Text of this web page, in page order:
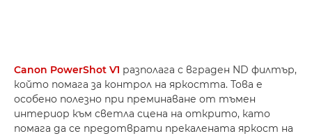
Canon PowerShot V1 разполага с вграден ND филтър,
който помага за контрол на яркостта. Това е
особено полезно при преминаване от тъмен
интериор към светла сцена на открито, като
помага да се предотврати прекалената яркост на